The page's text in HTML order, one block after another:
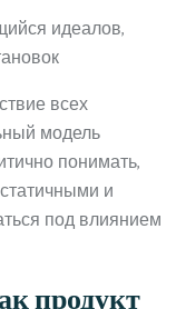
идеалов,
всех
модель
понимать,
и
под влиянием